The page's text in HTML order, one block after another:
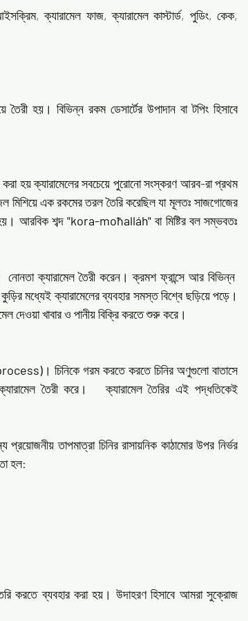
ক্যারামেল ফাজ, ক্যারামেল কাস্টার্ড, পুডিং, কেক,
তৈরী হয়। বিভিন্ন রকম ডেসার্টের উপাদান বা টপিং হিসাবে
হয় ক্যারামেলের সবচেয়ে পুরোনো সংস্করণ আরব-রা প্রথম
মিশিয়ে এক রকমের তরল তৈরি করেছিল যা মূলতঃ সাজগোজের
হয়। আরবিক শব্দ "kora-moħalláh" বা মিষ্টির বল সম্ভবতঃ
ক্যারামেল তৈরী করেন। ক্রমশ ফ্রান্সে আর বিভিন্ন
মধ্যেই ক্যারামেলের ব্যবহার সমস্ত বিশ্বে ছড়িয়ে পড়ে।
দেওয়া খাবার ও পানীয় বিক্রি করতে শুরু করে।
। চিনিকে গরম করতে করতে চিনির অণুগুলো বাতাসে
তৈরী করে।   ক্যারামেল তৈরির এই পদ্ধতিকেই
তাপমাত্রা চিনির রাসায়নিক কাঠামোর উপর নির্ভর
হল:
করতে ব্যবহার করা হয়। উদাহরণ হিসাবে আমরা সুক্রোজ